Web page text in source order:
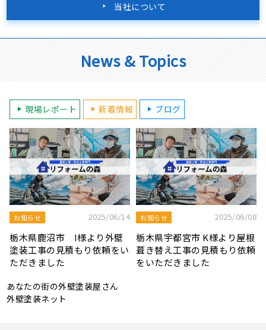
当社について
News & Topics
現場レポート 新着情報 ブログ
モルタル外壁の特徴と劣化症
状、メンテナンス方法を解説
令和7年度 結婚新生活支援補
助金が実施されます！
あなたの街の外壁塗装屋さん
外壁塗装ネット